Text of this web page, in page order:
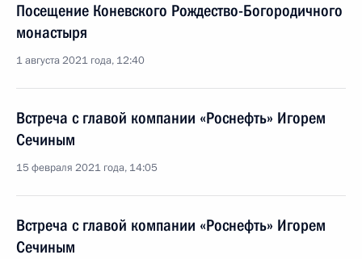
Посещение Коневского Рождество-Богородичного
монастыря
1 августа 2021 года, 12:40
Встреча с главой компании «Роснефть» Игорем
Сечиным
15 февраля 2021 года, 14:05
Встреча с главой компании «Роснефть» Игорем
Сечиным